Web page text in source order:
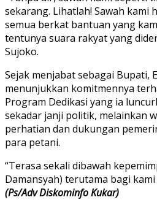
sekarang. Lihatlah! Sawah kami
semua berkat bantuan yang
tentunya suara rakyat yang
Sujoko.
Sejak menjabat sebagai Bupati,
menunjukkan komitmennya
Program Dedikasi yang ia
sekadar janji politik, melainkan
perhatian dan dukungan
para petani.
“Terasa sekali dibawah
Damansyah) terutama bagi
(Ps/Adv Diskominfo Kukar)